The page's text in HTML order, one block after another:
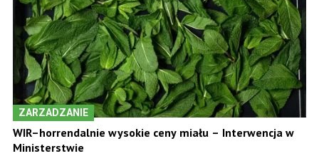
ZARZADZANIE
WIR–horrendalnie wysokie ceny miału – Interwencja w
Ministerstwie